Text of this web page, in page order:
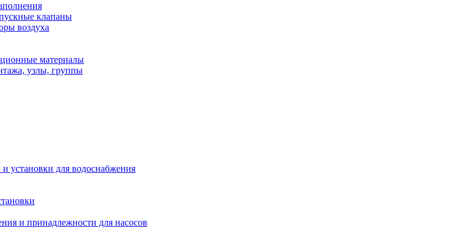
клапаны
воздуха
материалы
узлы, группы
установки для водоснабжения
и принадлежности для насосов